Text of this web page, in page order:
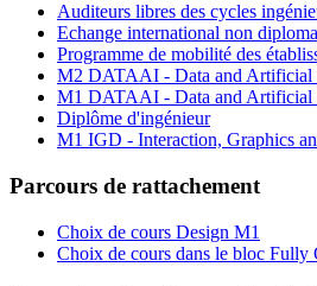
Auditeurs libres des cycles
Echange international non
Programme de mobilité des
M2 DATAAI - Data and Artificial
M1 DATAAI - Data and Artificial
Diplôme d'ingénieur
M1 IGD - Interaction, Graphics
Parcours de rattachement
Choix de cours Design M1
Choix de cours dans le bloc Fully